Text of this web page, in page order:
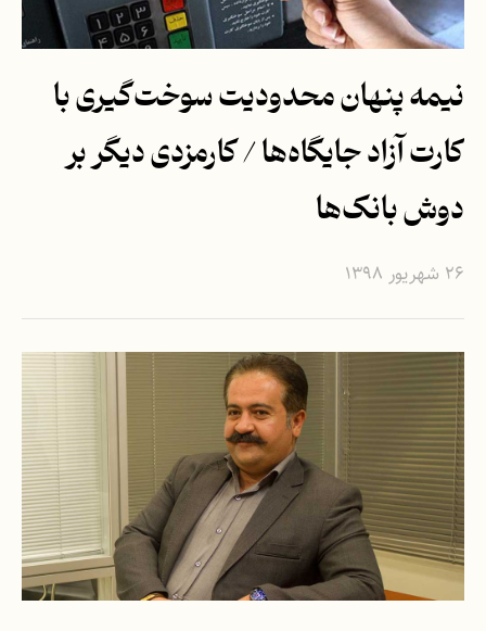
نیمه پنهان محدودیت سوخت‌گیری با
کارت آزاد جایگاه‌ها / کارمزدی دیگر بر
دوش بانک‌ها
۲۶ شهریور ۱۳۹۸